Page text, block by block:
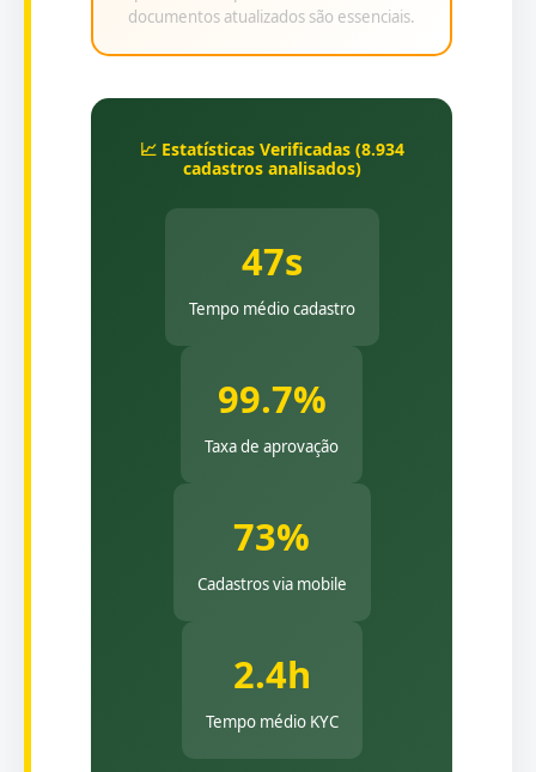
documentos atualizados são essenciais.
📈 Estatísticas Verificadas (8.934
cadastros analisados)
47s
Tempo médio cadastro
99.7%
Taxa de aprovação
73%
Cadastros via mobile
2.4h
Tempo médio KYC